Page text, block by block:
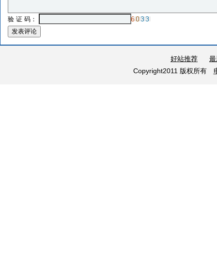
验 证 码：
好站推荐
Copyright2011 版权所有